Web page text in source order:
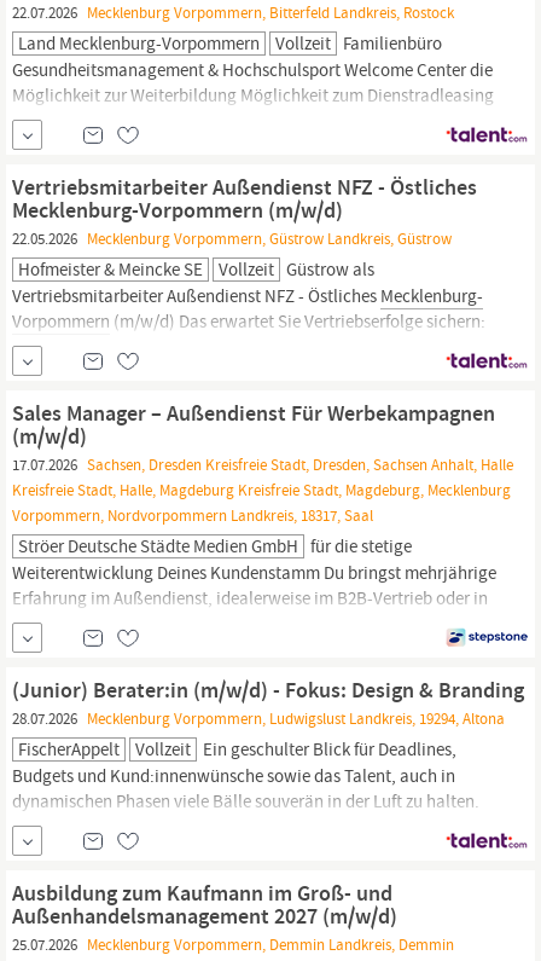
22.07.2026 Mecklenburg Vorpommern, Bitterfeld Landkreis, Rostock
Land Mecklenburg-Vorpommern Vollzeit Familienbüro
Gesundheitsmanagement & Hochschulsport Welcome Center die
Möglichkeit zur Weiterbildung Möglichkeit zum Dienstradleasing
Mensa - Mitarbeitertarif 24.12. & 31.12. arbeitsfrei Hinweise zum
Bewerbungs- und Auswahlverfahren Wir schätzen Vielfalt in der
und begrüßen
daher alle Bewerbungen –
Vertriebsmitarbeiter Außendienst NFZ - Östliches
Mecklenburg-Vorpommern (m/w/d)
22.05.2026 Mecklenburg Vorpommern, Güstrow Landkreis, Güstrow
Hofmeister & Meincke SE Vollzeit Güstrow als
Vertriebsmitarbeiter Außendienst NFZ - Östliches Mecklenburg-
Vorpommern (m/w/d) Das erwartet Sie Vertriebserfolge sichern:
Verkauf unseres Sortiments im östlichen
Vorpommern
(u.a. Neubrandenburg, Waren Neustrelitz, Prenzlau,
neuer Kunden mit hoher Online...
Sales Manager – Außendienst Für Werbekampagnen
(m/w/d)
17.07.2026 Sachsen, Dresden Kreisfreie Stadt, Dresden, Sachsen Anhalt, Halle
Kreisfreie Stadt, Halle, Magdeburg Kreisfreie Stadt, Magdeburg, Mecklenburg
Vorpommern, Nordvorpommern Landkreis, 18317, Saal
Ströer Deutsche Städte Medien GmbH für die stetige
Weiterentwicklung Deines Kundenstamm Du bringst mehrjährige
Erfahrung im Außendienst, idealerweise im B2B-Vertrieb oder in
derMedien-/Agenturbranche
mit Vertrieb bedeutet für Dich -
Beratungskompetenz, Verhandlungsgeschick,
Einfühlungsvermögen und sicheres Auftreten bei
Entscheider:innen Konzeptionelles Denken sowie
(Junior) Berater:in (m/w/d) - Fokus: Design & Branding
28.07.2026 Mecklenburg Vorpommern, Ludwigslust Landkreis, 19294, Altona
FischerAppelt Vollzeit Ein geschulter Blick für Deadlines,
Budgets und Kund:innenwünsche sowie das Talent, auch in
dynamischen Phasen viele Bälle souverän in der Luft zu halten.
Was du mitbringst - Dein Profil Fundierte Ausbildung:
Abgeschlossenes Studium im Bereich Betriebswirtschaft,
Ausbildung zum Kaufmann im Groß- und
Außenhandelsmanagement 2027 (m/w/d)
25.07.2026 Mecklenburg Vorpommern, Demmin Landkreis, Demmin